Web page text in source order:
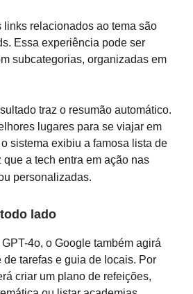
links relacionados ao tema são
Essa experiência pode ser
subcategorias, organizadas em
traz o resumão automático.
lugares para se viajar em
sistema exibiu a famosa lista de
que a tech entra em ação nas
personalizadas.
lado
4o, o Google também agirá
de tarefas e guia de locais. Por
criar um plano de refeições,